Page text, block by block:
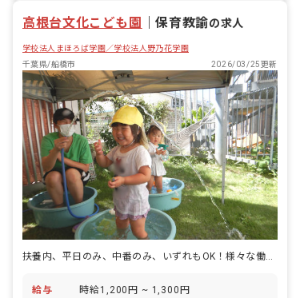
昇給昇進あり
高根台文化こども園 ｜保育教諭の求人
学校法人まほろば学園／学校法人野乃花学園
千葉県/船橋市
2026/03/25更新
扶養内、平日のみ、中番のみ、いずれもOK！様々な働き方ができます
給与 時給1,200円 ~ 1,300円